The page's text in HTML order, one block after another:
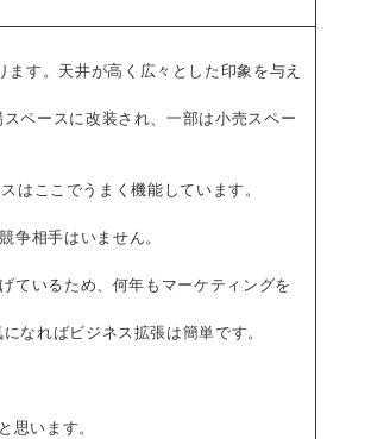
す。天井が高く広々とした印象を与え
ペースに改装され、一部は小売スペー
ここでうまく機能しています。
相手はいません。
いるため、何年もマーケティングを
なればビジネス拡張は簡単です。
います。